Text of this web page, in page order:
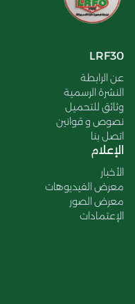
LRF30
عن الرابطة
النشرة الرسمية
وثائق للتحميل
نصوص و قوانين
اتصل بنا
الإعلام
الأخبار
معرض الفيديوهات
معرض الصور
الإعتمادات